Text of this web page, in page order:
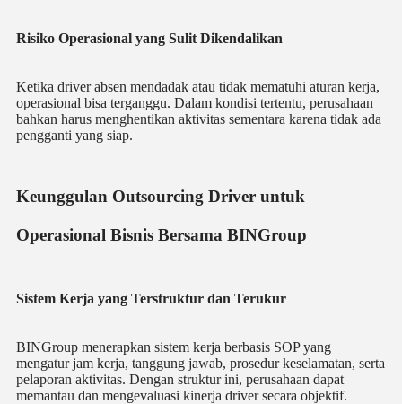
Risiko Operasional yang Sulit Dikendalikan
Ketika driver absen mendadak atau tidak mematuhi aturan kerja,
operasional bisa terganggu. Dalam kondisi tertentu, perusahaan
bahkan harus menghentikan aktivitas sementara karena tidak ada
pengganti yang siap.
Keunggulan Outsourcing Driver untuk
Operasional Bisnis Bersama BINGroup
Sistem Kerja yang Terstruktur dan Terukur
BINGroup menerapkan sistem kerja berbasis SOP yang
mengatur jam kerja, tanggung jawab, prosedur keselamatan, serta
pelaporan aktivitas. Dengan struktur ini, perusahaan dapat
memantau dan mengevaluasi kinerja driver secara objektif.